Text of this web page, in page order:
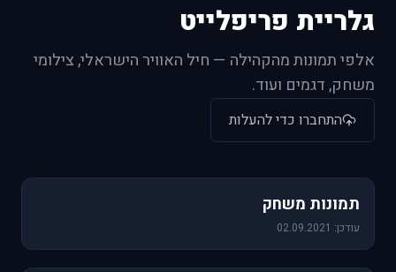
גלריית פריפלייט
אלפי תמונות מהקהילה — חיל האוויר הישראלי, צילומי
משחק, דגמים ועוד.
התחברו כדי להעלות
תמונות משחק
עודכן: 02.09.2021